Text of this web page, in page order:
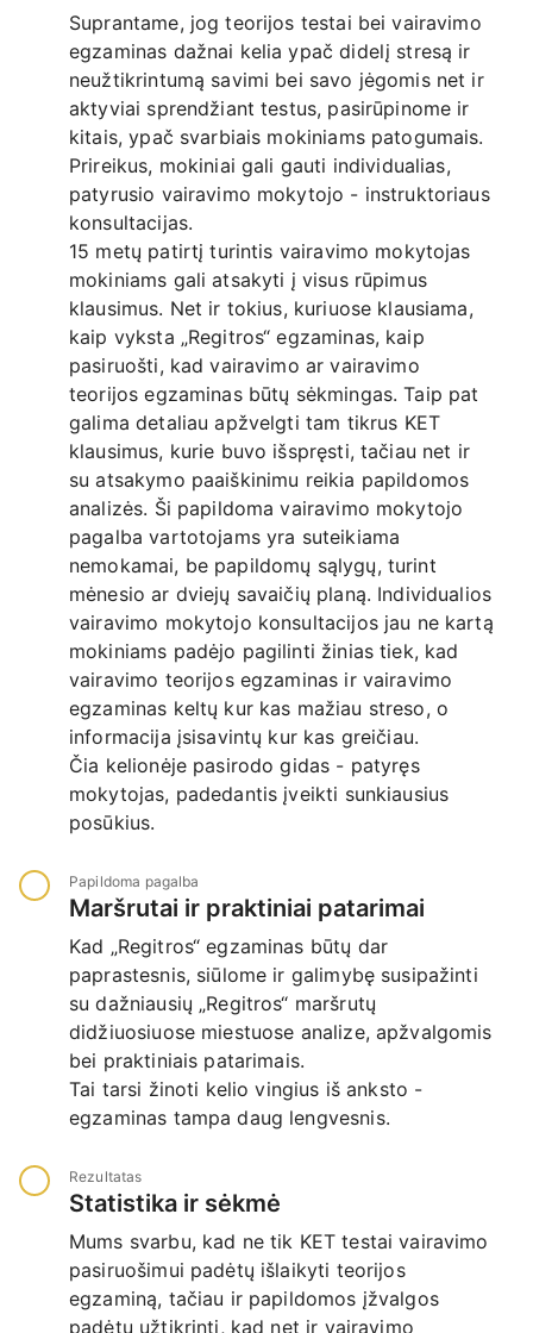
Suprantame, jog teorijos testai bei vairavimo
egzaminas dažnai kelia ypač didelį stresą ir
neužtikrintumą savimi bei savo jėgomis net ir
aktyviai sprendžiant testus, pasirūpinome ir
kitais, ypač svarbiais mokiniams patogumais.
Prireikus, mokiniai gali gauti individualias,
patyrusio vairavimo mokytojo - instruktoriaus
konsultacijas.
15 metų patirtį turintis vairavimo mokytojas
mokiniams gali atsakyti į visus rūpimus
klausimus. Net ir tokius, kuriuose klausiama,
kaip vyksta „Regitros“ egzaminas, kaip
pasiruošti, kad vairavimo ar vairavimo
teorijos egzaminas būtų sėkmingas. Taip pat
galima detaliau apžvelgti tam tikrus KET
klausimus, kurie buvo išspręsti, tačiau net ir
su atsakymo paaiškinimu reikia papildomos
analizės. Ši papildoma vairavimo mokytojo
pagalba vartotojams yra suteikiama
nemokamai, be papildomų sąlygų, turint
mėnesio ar dviejų savaičių planą. Individualios
vairavimo mokytojo konsultacijos jau ne kartą
mokiniams padėjo pagilinti žinias tiek, kad
vairavimo teorijos egzaminas ir vairavimo
egzaminas keltų kur kas mažiau streso, o
informacija įsisavintų kur kas greičiau.
Čia kelionėje pasirodo gidas - patyręs
mokytojas, padedantis įveikti sunkiausius
posūkius.
Papildoma pagalba
Maršrutai ir praktiniai patarimai
Kad „Regitros“ egzaminas būtų dar
paprastesnis, siūlome ir galimybę susipažinti
su dažniausių „Regitros“ maršrutų
didžiuosiuose miestuose analize, apžvalgomis
bei praktiniais patarimais.
Tai tarsi žinoti kelio vingius iš anksto -
egzaminas tampa daug lengvesnis.
Rezultatas
Statistika ir sėkmė
Mums svarbu, kad ne tik KET testai vairavimo
pasiruošimui padėtų išlaikyti teorijos
egzaminą, tačiau ir papildomos įžvalgos
padėtų užtikrinti, kad net ir vairavimo